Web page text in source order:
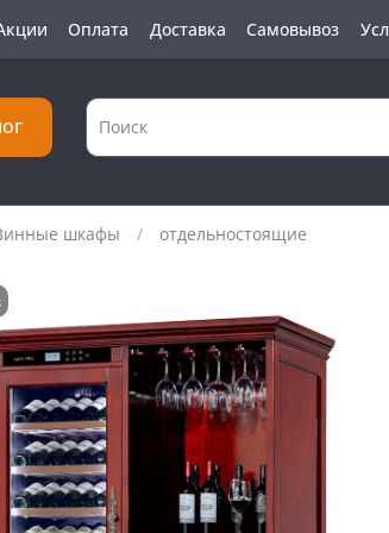
Оплата Доставка Самовывоз
шкафы отдельностоящие